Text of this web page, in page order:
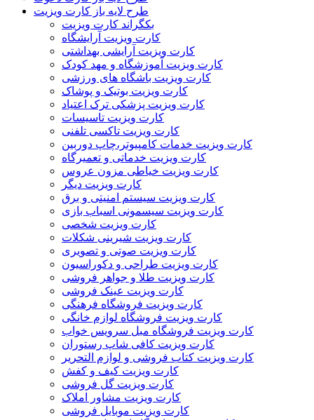
طرح لایه باز کارت ویزیت
بکگراند کارت ویزیت
کارت ویزیت آرایشگاه
کارت ویزیت آرایشی بهداشتی
کارت ویزیت آموزشگاه و مهد کودک
کارت ویزیت باشگاه های ورزشی
کارت ویزیت بوتیک و پوشاک
کارت ویزیت پزشکی ترک اعتیاد
کارت ویزیت تاسیسات
کارت ویزیت تاکسی تلفنی
کارت ویزیت خدمات کامپیوتر،چاپ دوربین
کارت ویزیت خدماتی و تعمیرگاه
کارت ویزیت خیاطی مزون عروس
کارت ویزیت دیگر
کارت ویزیت سیستم امنیتی و برق
کارت ویزیت سیسمونی اسباب بازی
کارت ویزیت شخصی
کارت ویزیت شیرینی شکلات
کارت ویزیت صوتی و تصویری
کارت ویزیت طراحی و دکوراسیون
کارت ویزیت طلا و جواهر فروشی
کارت ویزیت عینک فروشی
کارت ویزیت فروشگاه فرهنگی
کارت ویزیت فروشگاه لوازم خانگی
کارت ویزیت فروشگاه مبل سرویس خواب
کارت ویزیت کافی شاپ رستوران
کارت ویزیت کتاب فروشی و لوازم التحریر
کارت ویزیت کیف و کفش
کارت ویزیت گل فروشی
کارت ویزیت مشاور املاک
کارت ویزیت موبایل فروشی